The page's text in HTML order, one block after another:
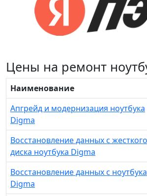
Цены на ремонт
Наименование
Апгрейд и модернизация ноутбука
Digma
Восстановление данных с жесткого
диска ноутбука Digma
Восстановление данных с ноутбука
Digma